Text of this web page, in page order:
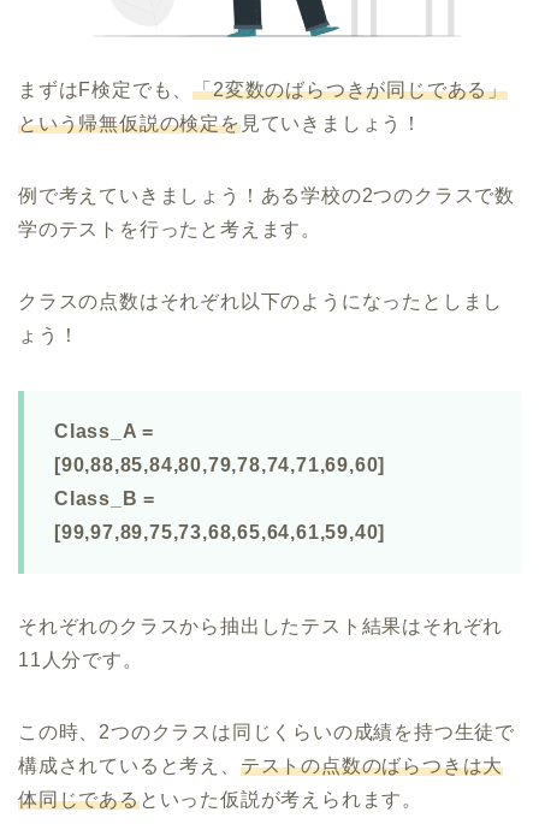
まずはF検定でも、「2変数のばらつきが同じである」
という帰無仮説の検定を見ていきましょう！
例で考えていきましょう！ある学校の2つのクラスで数
学のテストを行ったと考えます。
クラスの点数はそれぞれ以下のようになったとしまし
ょう！
Class_A =
[90,88,85,84,80,79,78,74,71,69,60]
Class_B =
[99,97,89,75,73,68,65,64,61,59,40]
それぞれのクラスから抽出したテスト結果はそれぞれ
11人分です。
この時、2つのクラスは同じくらいの成績を持つ生徒で
構成されていると考え、 テストの点数のばらつきは大
体同じであるといった仮説が考えられます。